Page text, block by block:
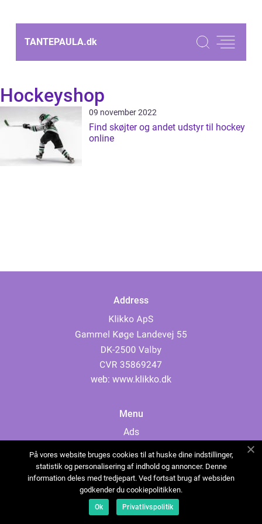
TANTEPAULA.dk
Hockeyshop
09 november 2022
Find skøjter og andet udstyr til hockey
online
Address
web: www.klikko.dk
Menu
Ads
Cookies
Contact
Sitemap
På vores website bruges cookies til at huske dine indstillinger,
statistik og personalisering af indhold og annoncer. Denne
information deles med tredjepart. Ved fortsat brug af websiden
godkender du cookiepolitikken.
Ok Privatlivspolitik